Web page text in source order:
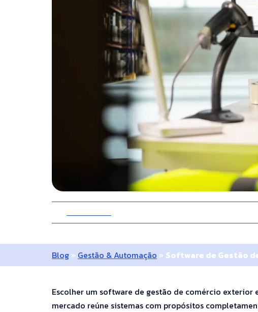
Blog » Gestão & Automação » Software de Gestão
Escolher um software de gestão de comércio exterior
mercado reúne sistemas com propósitos